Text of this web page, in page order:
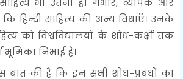
भी उतना ही गंभीर, व्यापक और
हिन्दी साहित्य की अन्य विधाएँ। उनके
को विश्वविद्यालयों के शोध-कक्षों तक
भूमिका निभाई है।
की है कि इन सभी शोध-प्रबंधों का